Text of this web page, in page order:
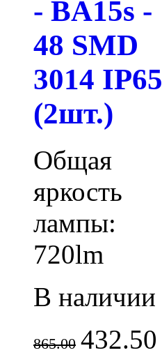
- BA15s -
48 SMD
3014 IP65
(2шт.)
Общая
яркость
лампы:
720lm
В наличии
865.00 432.50